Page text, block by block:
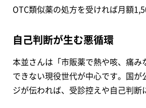
OTC類似薬の処方を受ければ月額
自己判断が生む悪循環
本並さんは「市販薬で熱や咳、痛
できない現役世代が中心です。国
ジが伝われば、受診控えや自己判断